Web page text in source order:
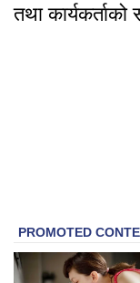
तथा कार्यकर्ताको